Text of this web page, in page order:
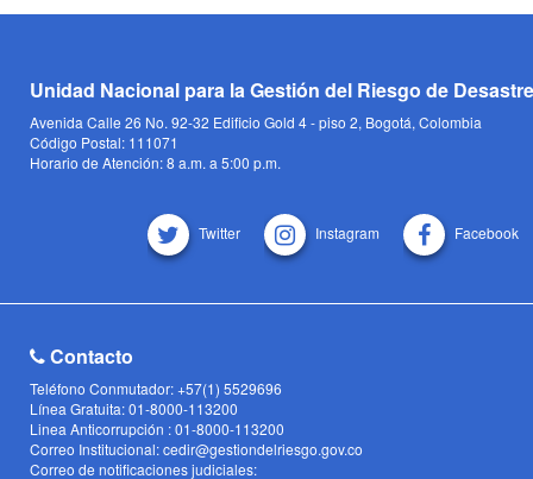
Unidad Nacional para la Gestión del Riesgo de
Avenida Calle 26 No. 92-32 Edificio Gold 4 - piso 2, Bogotá, Colombia
Código Postal: 111071
Horario de Atención: 8 a.m. a 5:00 p.m.
Twitter Instagram Facebook
Contacto
Teléfono Conmutador: +57(1) 5529696
Línea Gratuita: 01-8000-113200
Linea Anticorrupción : 01-8000-113200
Correo Institucional: cedir@gestiondelriesgo.gov.co
Correo de notificaciones judiciales: